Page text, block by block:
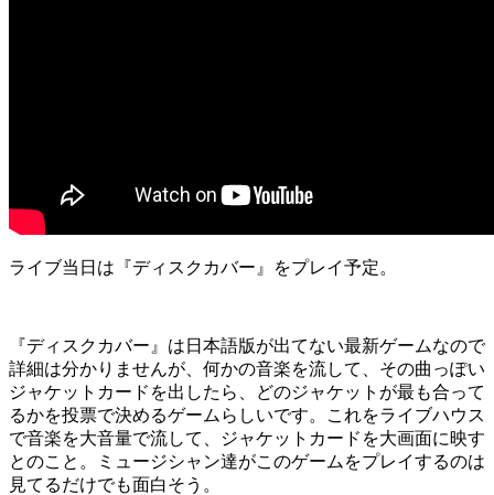
ライブ当日は『ディスクカバー』をプレイ予定。
『ディスクカバー』は日本語版が出てない最新ゲームなので
詳細は分かりませんが、何かの音楽を流して、その曲っぽい
ジャケットカードを出したら、どのジャケットが最も合って
るかを投票で決めるゲームらしいです。これをライブハウス
で音楽を大音量で流して、ジャケットカードを大画面に映す
とのこと。ミュージシャン達がこのゲームをプレイするのは
見てるだけでも面白そう。